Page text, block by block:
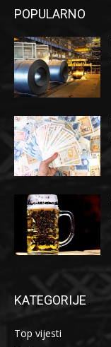
POPULARNO
KATEGORIJE
Top vijesti